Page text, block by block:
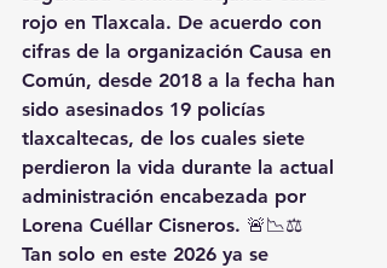
rojo en Tlaxcala. De acuerdo con
cifras de la organización Causa en
Común, desde 2018 a la fecha han
sido asesinados 19 policías
tlaxcaltecas, de los cuales siete
perdieron la vida durante la actual
administración encabezada por
Lorena Cuéllar Cisneros. 🚨📉⚖️
Tan solo en este 2026 ya se